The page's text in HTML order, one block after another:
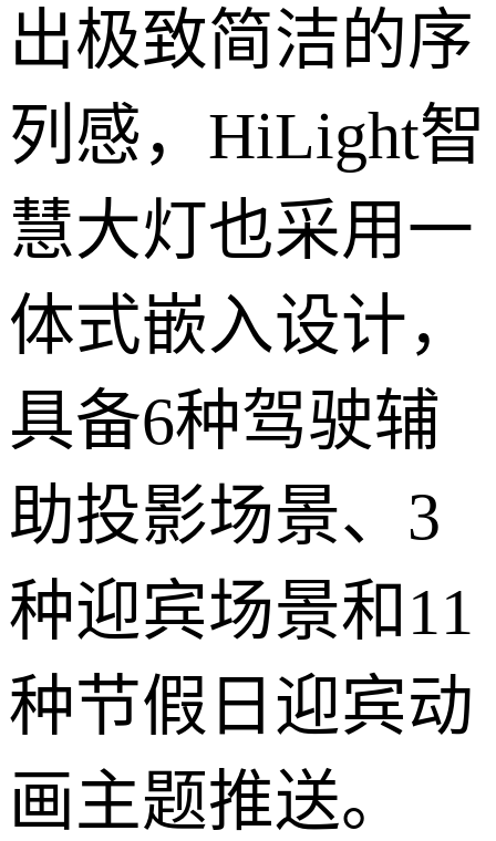
出极致简洁的序
列感，HiLight智
慧大灯也采用一
体式嵌入设计，
具备6种驾驶辅
助投影场景、3
种迎宾场景和11
种节假日迎宾动
画主题推送。